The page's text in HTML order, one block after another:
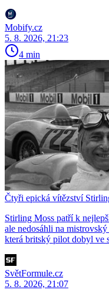
Mobify.cz
5. 8. 2026, 21:23
4 min
Čtyři epická vítězství
Stirling Moss patří k
ale nedosáhli na
která britský pilot dobyl ve
SvětFormule.cz
5. 8. 2026, 21:07